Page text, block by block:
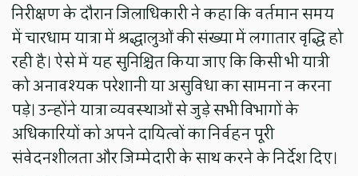
निरीक्षण के दौरान जिलाधिकारी ने कहा कि वर्तमान समय
में चारधाम यात्रा में श्रद्धालुओं की संख्या में लगातार वृद्धि हो
रही है। ऐसे में यह सुनिश्चित किया जाए कि किसी भी यात्री
को अनावश्यक परेशानी या असुविधा का सामना न करना
पड़े। उन्होंने यात्रा व्यवस्थाओं से जुड़े सभी विभागों के
अधिकारियों को अपने दायित्वों का निर्वहन पूरी
संवेदनशीलता और जिम्मेदारी के साथ करने के निर्देश दिए।